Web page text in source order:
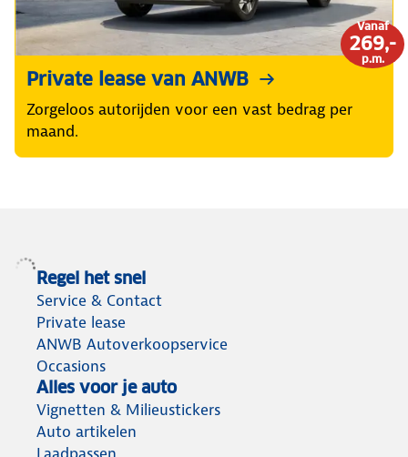
Vanaf
269,-
p.m.
Private lease van ANWB
Zorgeloos autorijden voor een vast bedrag per
maand.
Regel het snel
Service & Contact
Private lease
ANWB Autoverkoopservice
Occasions
Alles voor je auto
Vignetten & Milieustickers
Auto artikelen